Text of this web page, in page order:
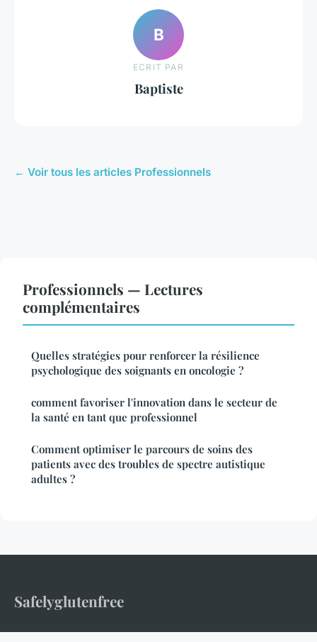
B
ECRIT PAR
Baptiste
← Voir tous les articles Professionnels
Professionnels — Lectures
complémentaires
Quelles stratégies pour renforcer la résilience
psychologique des soignants en oncologie ?
comment favoriser l'innovation dans le secteur de
la santé en tant que professionnel
Comment optimiser le parcours de soins des
patients avec des troubles de spectre autistique
adultes ?
Safelyglutenfree